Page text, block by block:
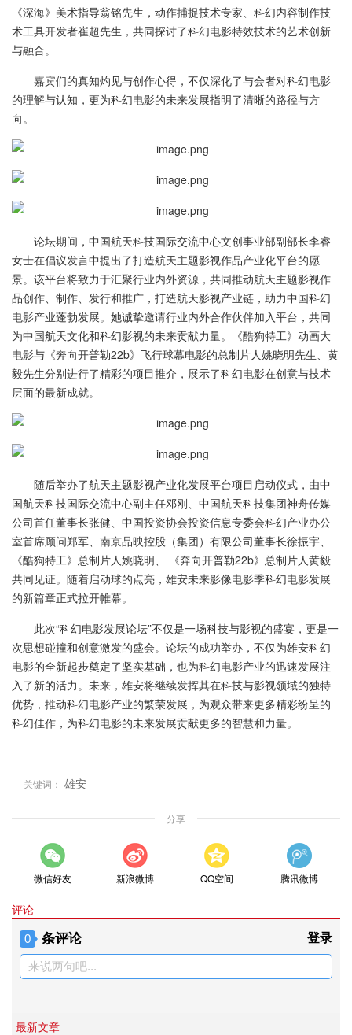
《深海》美术指导翁铭先生，动作捕捉技术专家、科幻内容制作技
术工具开发者崔超先生，共同探讨了科幻电影特效技术的艺术创新
与融合。
嘉宾们的真知灼见与创作心得，不仅深化了与会者对科幻电影
的理解与认知，更为科幻电影的未来发展指明了清晰的路径与方
向。
论坛期间，中国航天科技国际交流中心文创事业部副部长李睿
女士在倡议发言中提出了打造航天主题影视作品产业化平台的愿
景。该平台将致力于汇聚行业内外资源，共同推动航天主题影视作
品创作、制作、发行和推广，打造航天影视产业链，助力中国科幻
电影产业蓬勃发展。她诚挚邀请行业内外合作伙伴加入平台，共同
为中国航天文化和科幻影视的未来贡献力量。《酷狗特工》动画大
电影与《奔向开普勒22b》飞行球幕电影的总制片人姚晓明先生、黄
毅先生分别进行了精彩的项目推介，展示了科幻电影在创意与技术
层面的最新成就。
随后举办了航天主题影视产业化发展平台项目启动仪式，由中
国航天科技国际交流中心副主任邓刚、中国航天科技集团神舟传媒
公司首任董事长张健、中国投资协会投资信息专委会科幻产业办公
室首席顾问郑军、南京品映控股（集团）有限公司董事长徐振宇、
《酷狗特工》总制片人姚晓明、 《奔向开普勒22b》总制片人黄毅
共同见证。随着启动球的点亮，雄安未来影像电影季科幻电影发展
的新篇章正式拉开帷幕。
此次“科幻电影发展论坛”不仅是一场科技与影视的盛宴，更是一
次思想碰撞和创意激发的盛会。论坛的成功举办，不仅为雄安科幻
电影的全新起步奠定了坚实基础，也为科幻电影产业的迅速发展注
入了新的活力。未来，雄安将继续发挥其在科技与影视领域的独特
优势，推动科幻电影产业的繁荣发展，为观众带来更多精彩纷呈的
科幻佳作，为科幻电影的未来发展贡献更多的智慧和力量。
关键词： 雄安
分享
微信好友 新浪微博 QQ空间 腾讯微博
评论
0 条评论 登录
来说两句吧...
最新文章